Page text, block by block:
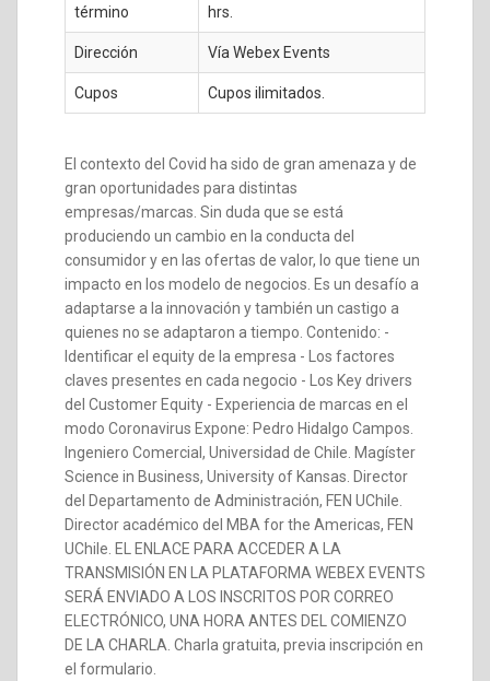
término
hrs.
Dirección Vía Webex Events
Cupos Cupos ilimitados.
El contexto del Covid ha sido de gran amenaza y de
gran oportunidades para distintas
empresas/marcas. Sin duda que se está
produciendo un cambio en la conducta del
consumidor y en las ofertas de valor, lo que tiene un
impacto en los modelo de negocios. Es un desafío a
adaptarse a la innovación y también un castigo a
quienes no se adaptaron a tiempo. Contenido: -
Identificar el equity de la empresa - Los factores
claves presentes en cada negocio - Los Key drivers
del Customer Equity - Experiencia de marcas en el
modo Coronavirus Expone: Pedro Hidalgo Campos.
Ingeniero Comercial, Universidad de Chile. Magíster
Science in Business, University of Kansas. Director
del Departamento de Administración, FEN UChile.
Director académico del MBA for the Americas, FEN
UChile. EL ENLACE PARA ACCEDER A LA
TRANSMISIÓN EN LA PLATAFORMA WEBEX EVENTS
SERÁ ENVIADO A LOS INSCRITOS POR CORREO
ELECTRÓNICO, UNA HORA ANTES DEL COMIENZO
DE LA CHARLA. Charla gratuita, previa inscripción en
el formulario.